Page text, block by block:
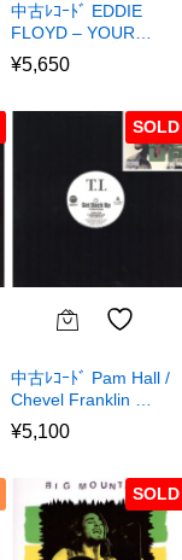
中古ﾚｺｰﾄﾞ EDDIE
FLOYD – YOUR…
¥5,650
SOLD
中古ﾚｺｰﾄﾞ Pam Hall /
Chevel Franklin …
¥5,100
SOLD